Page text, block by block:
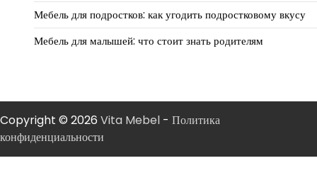
Мебель для подростков: как угодить подростковому вкусу
Мебель для малышей: что стоит знать родителям
Copyright © 2026 Vita Mebel - Политика
конфиденциальности